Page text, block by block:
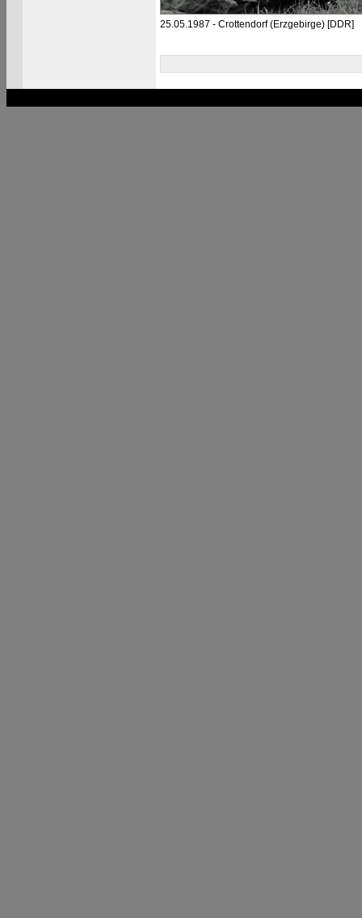
25.05.1987 - Crottendorf (Erzgebirge) [DDR]